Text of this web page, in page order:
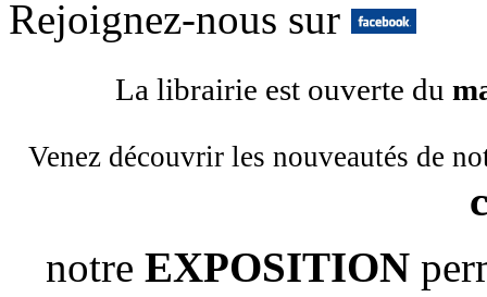
Rejoignez-nous sur
La librairie est ouverte du
Venez découvrir les nouveautés de
notre EXPOSITION